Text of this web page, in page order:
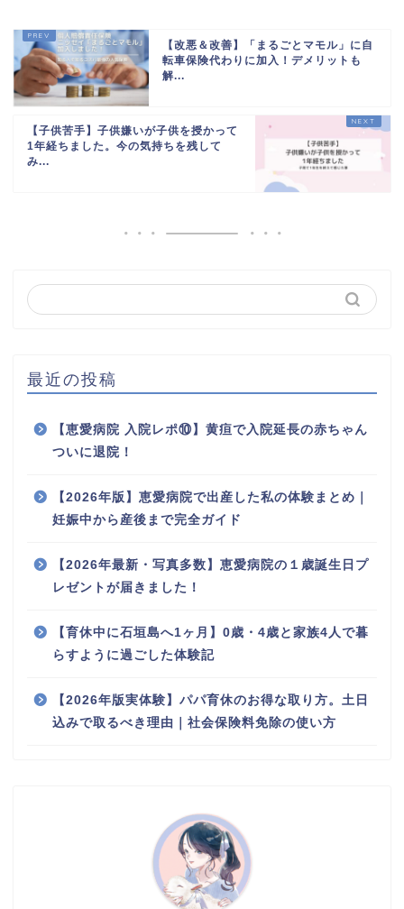
【改悪＆改善】「まるごとマモル」に自
転車保険代わりに加入！デメリットも
解...
【子供苦手】子供嫌いが子供を授かって
1年経ちました。今の気持ちを残して
み...
最近の投稿
【恵愛病院 入院レポ⑩】黄疸で入院延長の赤ちゃん
ついに退院！
【2026年版】恵愛病院で出産した私の体験まとめ｜
妊娠中から産後まで完全ガイド
【2026年最新・写真多数】恵愛病院の１歳誕生日プ
レゼントが届きました！
【育休中に石垣島へ1ヶ月】0歳・4歳と家族4人で暮
らすように過ごした体験記
【2026年版実体験】パパ育休のお得な取り方。土日
込みで取るべき理由｜社会保険料免除の使い方